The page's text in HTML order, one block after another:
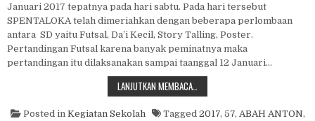
Januari 2017 tepatnya pada hari sabtu. Pada hari tersebut
SPENTALOKA telah dimeriahkan dengan beberapa perlombaan
antara SD yaitu Futsal, Da’i Kecil, Story Talling, Poster.
Pertandingan Futsal karena banyak peminatnya maka
pertandingan itu dilaksanakan sampai taanggal 12 Januari…
LANJUTKAN MEMBACA…
Posted in Kegiatan Sekolah Tagged 2017, 57, ABAH ANTON,